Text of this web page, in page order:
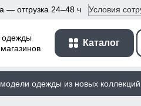
— отгрузка 24–48 ч Условия
одежды
Каталог
одежды из новых